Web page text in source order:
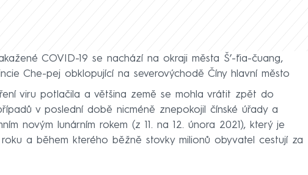
COVID-19 se nachází na okraji města Š’-ťia-čuang,
Che-pej obklopující na severovýchodě Číny hlavní město
viru potlačila a většina země se mohla vrátit zpět do
v poslední době nicméně znepokojil čínské úřady a
novým lunárním rokem (z 11. na 12. února 2021), který je
roku a během kterého běžně stovky milionů obyvatel cestují za